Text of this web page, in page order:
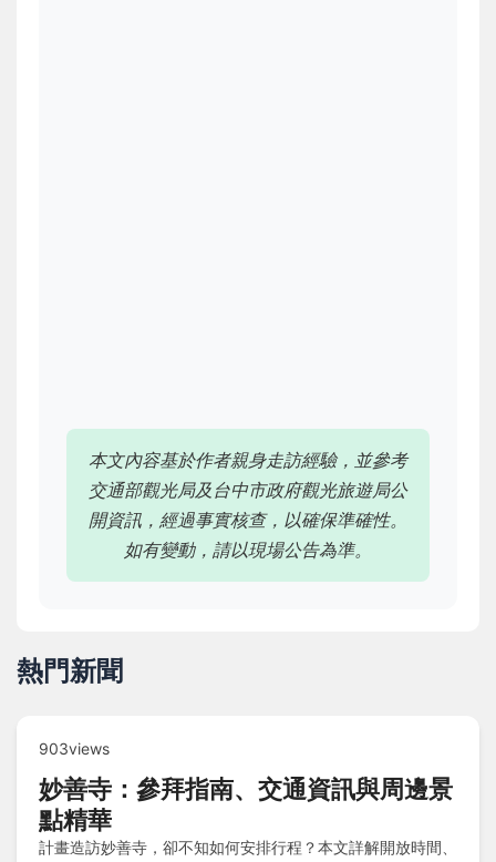
本文內容基於作者親身走訪經驗，並參考
交通部觀光局及台中市政府觀光旅遊局公
開資訊，經過事實核查，以確保準確性。
如有變動，請以現場公告為準。
熱門新聞
903views
妙善寺：參拜指南、交通資訊與周邊景
點精華
計畫造訪妙善寺，卻不知如何安排行程？本文詳解開放時間、